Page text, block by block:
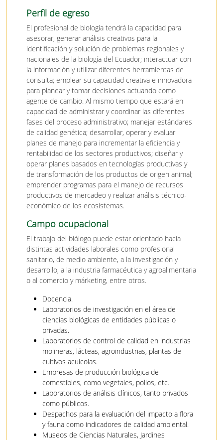
Perfil de egreso
El profesional de biología tendrá la capacidad para
asesorar, generar análisis creativos para la
identificación y solución de problemas regionales y
nacionales de la biología del Ecuador; interactuar con
la información y utilizar diferentes herramientas de
consulta; emplear su capacidad creativa e innovadora
para planear y tomar decisiones actuando como
agente de cambio. Al mismo tiempo que estará en
capacidad de administrar y coordinar las diferentes
fases del proceso administrativo; manejar estándares
de calidad genética; desarrollar, operar y evaluar
planes de manejo para incrementar la eficiencia y
rentabilidad de los sectores productivos; diseñar y
operar planes basados en tecnologías productivas y
de transformación de los productos de origen animal;
emprender programas para el manejo de recursos
productivos de mercadeo y realizar análisis técnico-
económico de los ecosistemas.
Campo ocupacional
El trabajo del biólogo puede estar orientado hacia
distintas actividades laborales como profesional
sanitario, de medio ambiente, a la investigación y
desarrollo, a la industria farmacéutica y agroalimentaria
o al comercio y márketing, entre otros.
Docencia.
Laboratorios de investigación en el área de
ciencias biológicas de entidades públicas o
privadas.
Laboratorios de control de calidad en industrias
molineras, lácteas, agroindustrias, plantas de
cultivos acuícolas.
Empresas de producción biológica de
comestibles, como vegetales, pollos, etc.
Laboratorios de análisis clínicos, tanto privados
como públicos.
Despachos para la evaluación del impacto a flora
y fauna como indicadores de calidad ambiental.
Museos de Ciencias Naturales, Jardines